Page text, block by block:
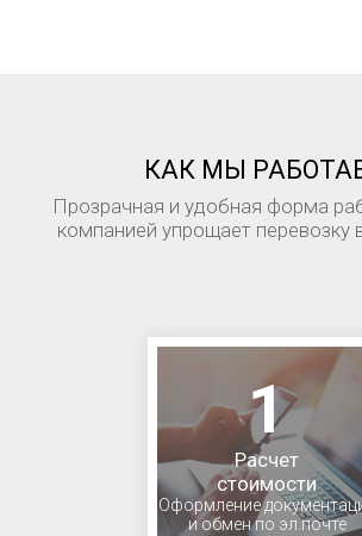
КАК МЫ
Прозрачная и удобная форма
компанией упрощает перевозку
1
Расчет
стоимости
Оформление
и обмен по эл.почте